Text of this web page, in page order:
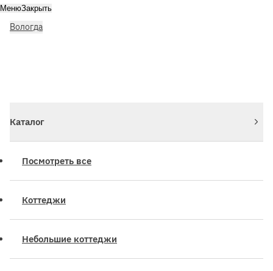
Вологда
МенюЗакрыть
Каталог
Посмотреть все
Коттеджи
Небольшие коттеджи